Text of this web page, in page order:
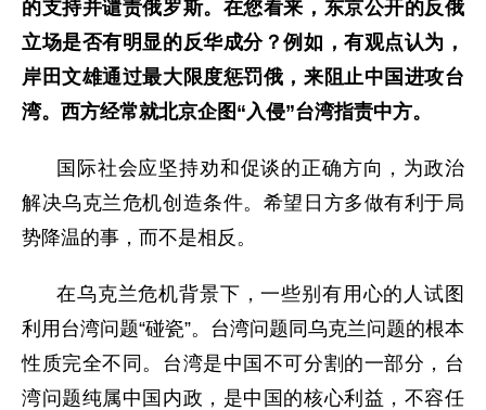
的支持并谴责俄罗斯。在您看来，东京公开的反俄
立场是否有明显的反华成分？例如，有观点认为，
岸田文雄通过最大限度惩罚俄，来阻止中国进攻台
湾。西方经常就北京企图“入侵”台湾指责中方。
国际社会应坚持劝和促谈的正确方向，为政治
解决乌克兰危机创造条件。希望日方多做有利于局
势降温的事，而不是相反。
在乌克兰危机背景下，一些别有用心的人试图
利用台湾问题“碰瓷”。台湾问题同乌克兰问题的根本
性质完全不同。台湾是中国不可分割的一部分，台
湾问题纯属中国内政，是中国的核心利益，不容任